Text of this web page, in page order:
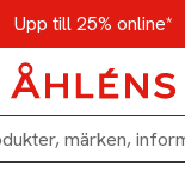
Upp till 25% online*
Kod: AUG25 - Shoppa nu